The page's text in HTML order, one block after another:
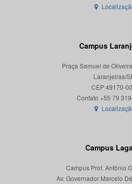
Campus
Praça Samuel de
Laranjeiras/
CEP 49170-
Campus
Campus Prof. Antônio
Av. Governador Marcelo